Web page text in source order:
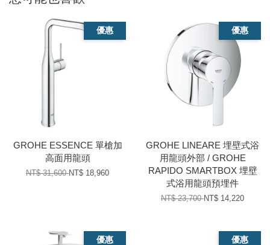
優惠
GROHE ESSENCE 單槍加
高面用龍頭
NT$ 31,600NT$ 18,960
優惠
GROHE LINEARE 埋壁式浴
用龍頭外部 / GROHE
RAPIDO SMARTBOX 埋壁
式浴用龍頭預埋件
NT$ 23,700NT$ 14,220
優惠 優惠